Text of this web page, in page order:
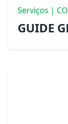
Serviços |
GUIDE